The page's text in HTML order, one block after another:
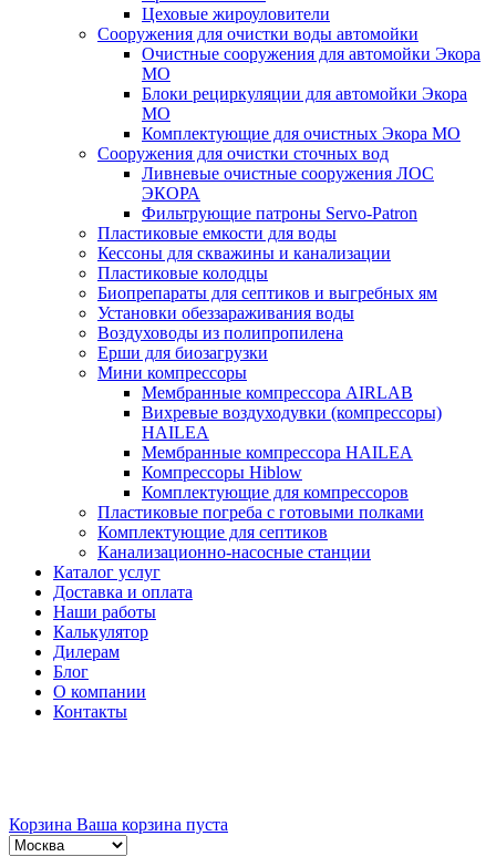
Цеховые жироуловители
Сооружения для очистки воды автомойки
Очистные сооружения для автомойки Экора
МО
Блоки рециркуляции для автомойки Экора
МО
Комплектующие для очистных Экора МО
Сооружения для очистки сточных вод
Ливневые очистные сооружения ЛОС
ЭКОРА
Фильтрующие патроны Servo-Patron
Пластиковые емкости для воды
Кессоны для скважины и канализации
Пластиковые колодцы
Биопрепараты для септиков и выгребных ям
Установки обеззараживания воды
Воздуховоды из полипропилена
Ерши для биозагрузки
Мини компрессоры
Мембранные компрессора AIRLAB
Вихревые воздуходувки (компрессоры)
HAILEA
Мембранные компрессора HAILEA
Компрессоры Hiblow
Комплектующие для компрессоров
Пластиковые погреба с готовыми полками
Комплектующие для септиков
Канализационно-насосные станции
Каталог услуг
Доставка и оплата
Наши работы
Калькулятор
Дилерам
Блог
О компании
Контакты
Корзина Ваша корзина пуста